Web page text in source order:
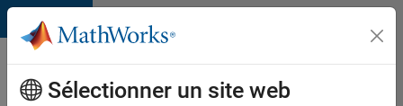
Passer au contenu
Votre
carrièreSélectionner un site web